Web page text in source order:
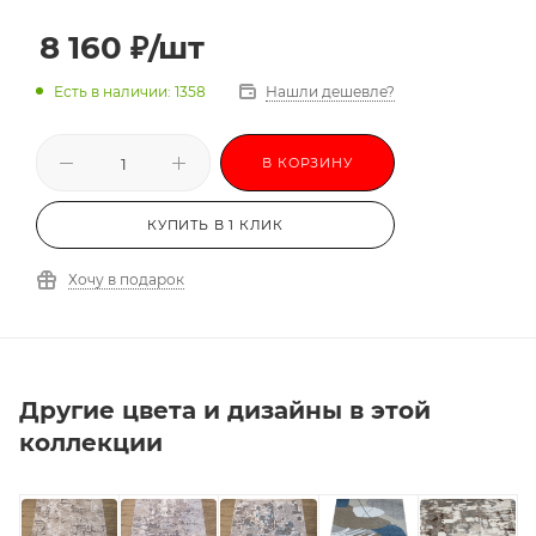
3,0х5,5 3,0х6,0
8 160 ₽/шт
Есть в наличии: 1358 Нашли дешевле?
В КОРЗИНУ
КУПИТЬ В 1 КЛИК
Хочу в подарок
Другие цвета и дизайны в этой
коллекции